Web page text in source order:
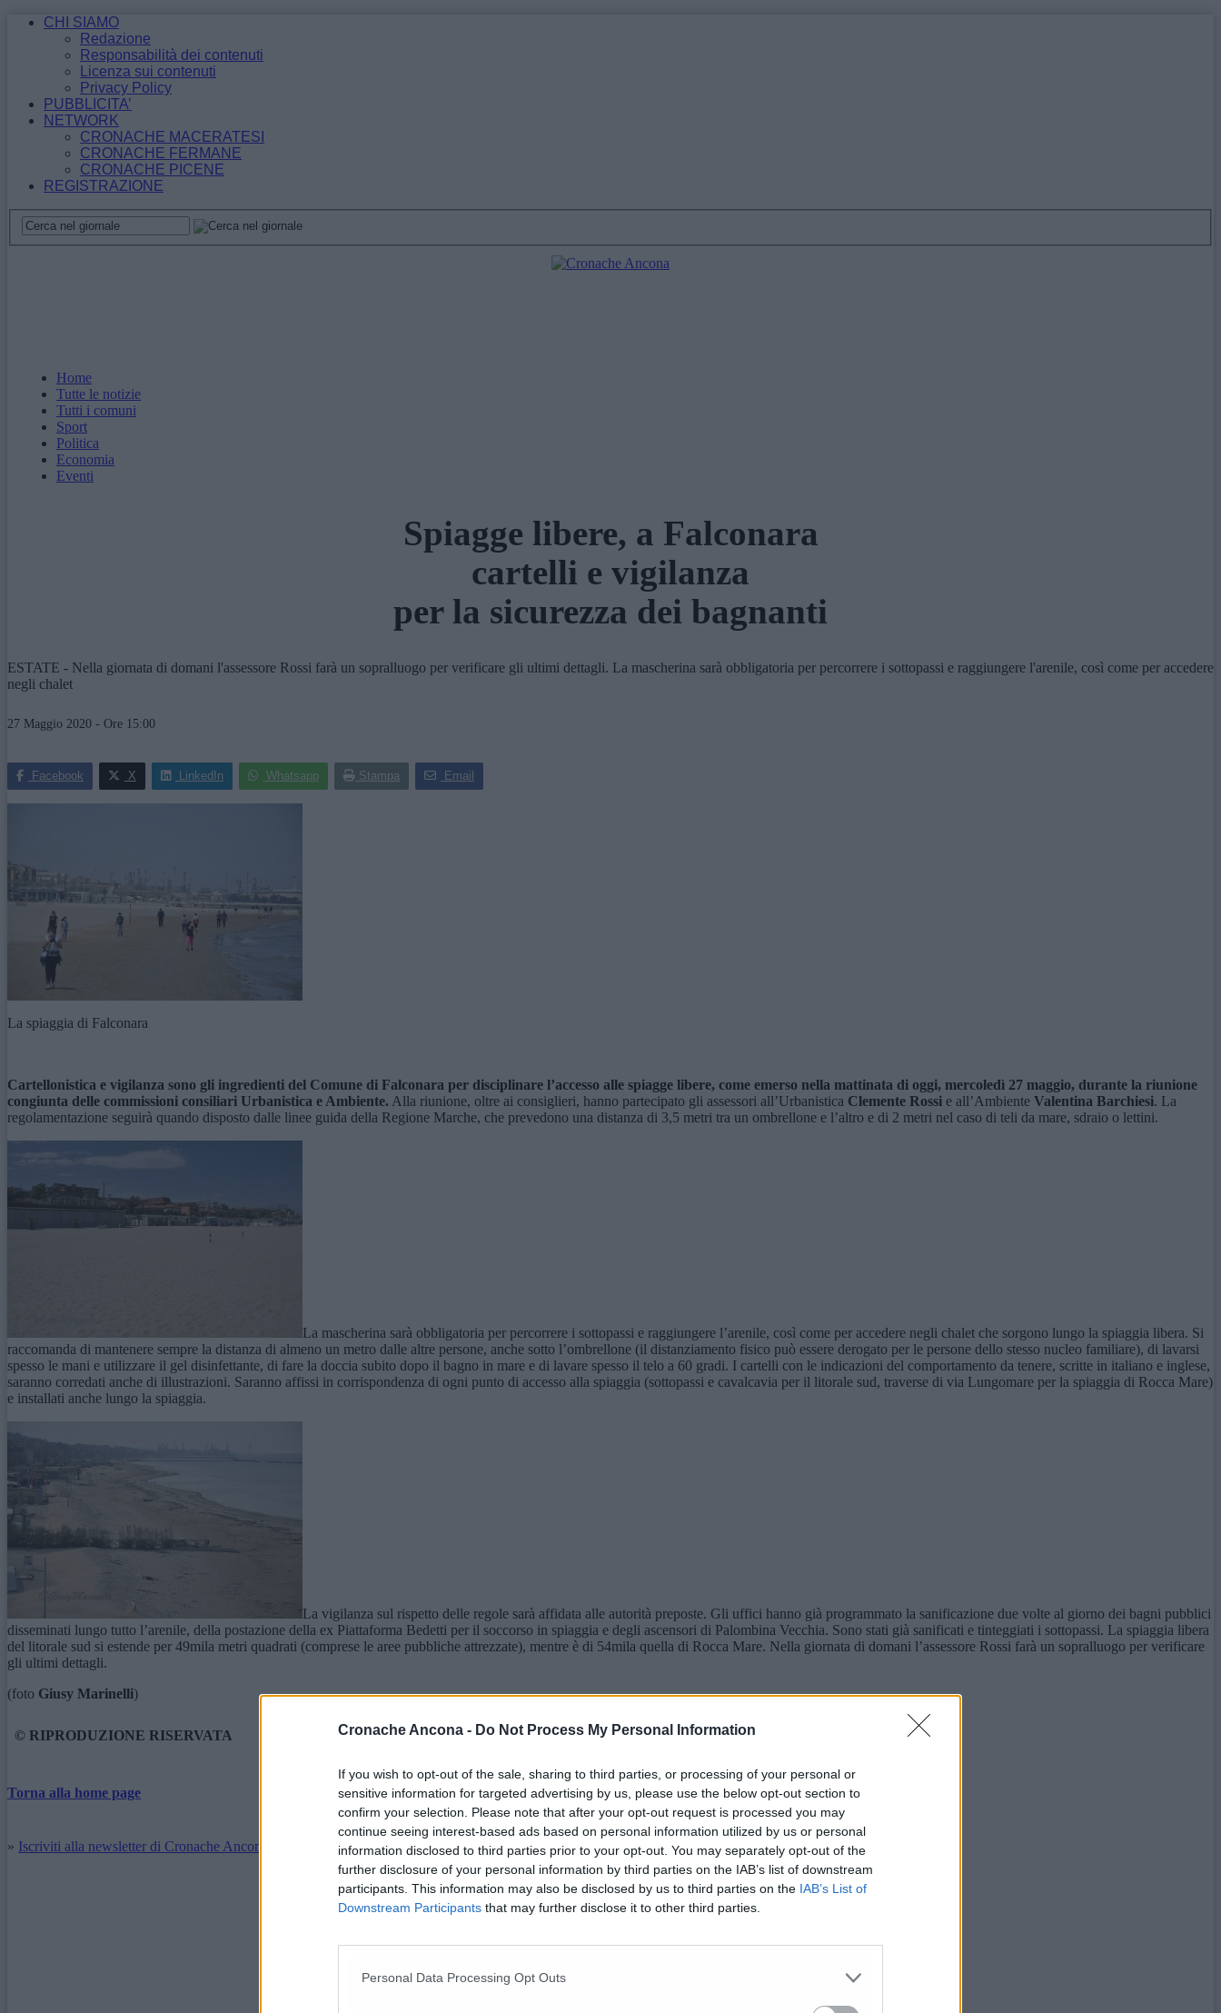
Cronache Ancona - Do Not Process My Personal Information
If you wish to opt-out of the sale, sharing to third parties, or processing of your personal or
sensitive information for targeted advertising by us, please use the below opt-out section to
confirm your selection. Please note that after your opt-out request is processed you may
continue seeing interest-based ads based on personal information utilized by us or personal
information disclosed to third parties prior to your opt-out. You may separately opt-out of the
further disclosure of your personal information by third parties on the IAB’s list of downstream
participants. This information may also be disclosed by us to third parties on the IAB’s List of
Downstream Participants that may further disclose it to other third parties.
Personal Data Processing Opt Outs
CHI SIAMO
Redazione
Responsabilità dei contenuti
Licenza sui contenuti
Privacy Policy
PUBBLICITA’
NETWORK
CRONACHE MACERATESI
CRONACHE FERMANE
CRONACHE PICENE
REGISTRAZIONE
Home
Tutte le notizie
Tutti i comuni
Sport
Politica
Economia
Eventi
Spiagge libere, a Falconara
cartelli e vigilanza
per la sicurezza dei bagnanti
ESTATE - Nella giornata di domani l'assessore Rossi farà un sopralluogo per verificare gli ultimi dettagli. La mascherina sarà obbligatoria per percorrere i sottopassi e raggiungere l'arenile, così come per accedere
negli chalet
27 Maggio 2020 - Ore 15:00
Facebook X LinkedIn Whatsapp Stampa Email
La spiaggia di Falconara
Cartellonistica e vigilanza sono gli ingredienti del Comune di Falconara per disciplinare l’accesso alle spiagge libere, come emerso nella mattinata di oggi, mercoledì 27 maggio, durante la riunione
congiunta delle commissioni consiliari Urbanistica e Ambiente. Alla riunione, oltre ai consiglieri, hanno partecipato gli assessori all’Urbanistica Clemente Rossi e all’Ambiente Valentina Barchiesi. La
regolamentazione seguirà quando disposto dalle linee guida della Regione Marche, che prevedono una distanza di 3,5 metri tra un ombrellone e l’altro e di 2 metri nel caso di teli da mare, sdraio o lettini.
La mascherina sarà obbligatoria per percorrere i sottopassi e raggiungere l’arenile, così come per accedere negli chalet che sorgono lungo la spiaggia libera. Si
raccomanda di mantenere sempre la distanza di almeno un metro dalle altre persone, anche sotto l’ombrellone (il distanziamento fisico può essere derogato per le persone dello stesso nucleo familiare), di lavarsi
spesso le mani e utilizzare il gel disinfettante, di fare la doccia subito dopo il bagno in mare e di lavare spesso il telo a 60 gradi. I cartelli con le indicazioni del comportamento da tenere, scritte in italiano e inglese,
saranno corredati anche di illustrazioni. Saranno affissi in corrispondenza di ogni punto di accesso alla spiaggia (sottopassi e cavalcavia per il litorale sud, traverse di via Lungomare per la spiaggia di Rocca Mare)
e installati anche lungo la spiaggia.
La vigilanza sul rispetto delle regole sarà affidata alle autorità preposte. Gli uffici hanno già programmato la sanificazione due volte al giorno dei bagni pubblici
disseminati lungo tutto l’arenile, della postazione della ex Piattaforma Bedetti per il soccorso in spiaggia e degli ascensori di Palombina Vecchia. Sono stati già sanificati e tinteggiati i sottopassi. La spiaggia libera
del litorale sud si estende per 49mila metri quadrati (comprese le aree pubbliche attrezzate), mentre è di 54mila quella di Rocca Mare. Nella giornata di domani l’assessore Rossi farà un sopralluogo per verificare
gli ultimi dettagli.
(foto Giusy Marinelli)
© RIPRODUZIONE RISERVATA
Torna alla home page
» Iscriviti alla newsletter di Cronache Ancona